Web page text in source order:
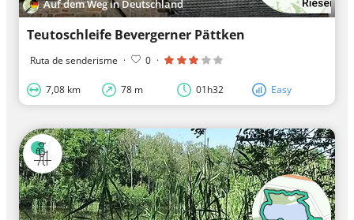
Auf dem Weg in Deutschland
Teutoschleife Bevergerner Pättken
Ruta de senderisme · 0 ·
7,08 km 78 m 01h32 Easy